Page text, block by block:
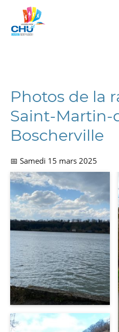
Photos de la
Saint-Martin-
Boscherville
📅 Samedi 15 mars 2025